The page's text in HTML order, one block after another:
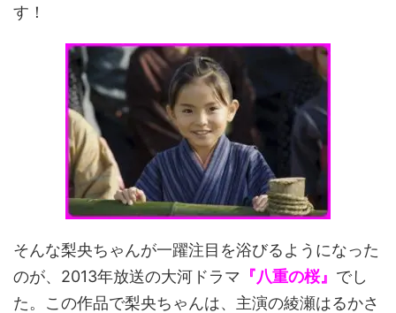
す！
そんな梨央ちゃんが一躍注目を浴びるようになった
のが、2013年放送の大河ドラマ 『八重の桜』 でし
た。この作品で梨央ちゃんは、主演の綾瀬はるかさ